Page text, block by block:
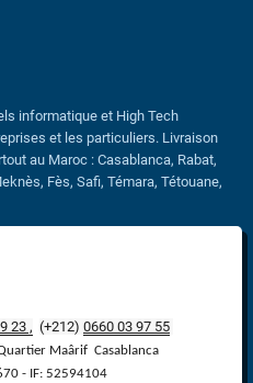
informatique et High Tech
et les particuliers. Livraison
au Maroc : Casablanca, Rabat,
Fès, Safi, Témara, Tétouane,
23 , (+212) 0660 03 97 55
Maârif Casablanca
- IF: 52594104